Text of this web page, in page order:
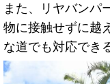
また、リヤバンパ
物に接触せずに越
な道でも対応でき